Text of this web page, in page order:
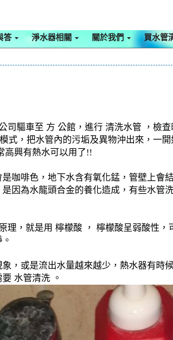
答 淨水器相關 關於我們 買水管
驅車至 方 公館，進行 清洗水管 ，檢
式，把水管內的污垢及異物沖出來，一
高興有熱水可以用了!!
咖啡色，地下水含有氧化錳，管壁上會
因為水龍頭合金的養化造成，有些水管
，就是用 檸檬酸 ， 檸檬酸呈弱酸性
，或是流出水量越來越少，熱水器有時
水管清洗 。